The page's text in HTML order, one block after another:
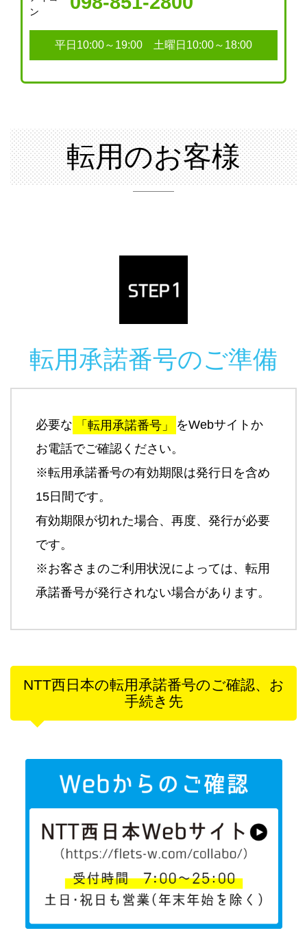
平日10:00～19:00 土曜日10:00～18:00
転用のお客様
転用承諾番号のご準備
必要な 「転用承諾番号」
をWebサイトか
お電話でご確認ください。
※転用承諾番号の有効期限は発行日を含め
15日間です。
有効期限が切れた場合、再度、発行が必要
です。
※お客さまのご利用状況によっては、転用
承諾番号が発行されない場合があります。
NTT西日本の転用承諾番号のご確認、お
手続き先